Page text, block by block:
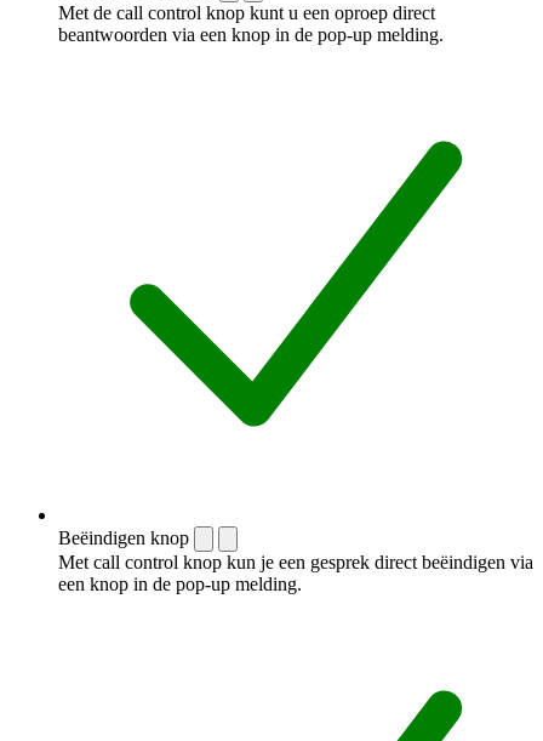
Met de call control knop kunt u een oproep direct
beantwoorden via een knop in de pop-up melding.
Beëindigen knop
Met call control knop kun je een gesprek direct beëindigen via
een knop in de pop-up melding.